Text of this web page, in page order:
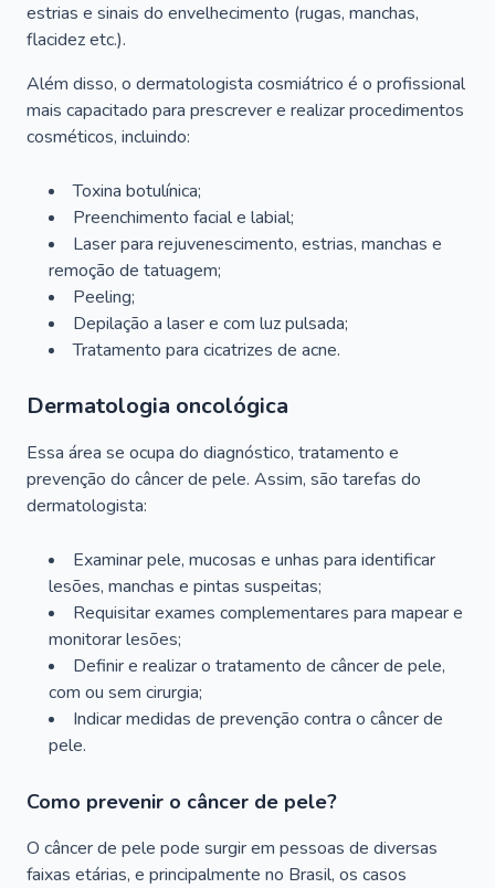
estrias e sinais do envelhecimento (rugas, manchas,
flacidez etc.).
Além disso, o dermatologista cosmiátrico é o profissional
mais capacitado para prescrever e realizar procedimentos
cosméticos, incluindo:
Toxina botulínica;
Preenchimento facial e labial;
Laser para rejuvenescimento, estrias, manchas e
remoção de tatuagem;
Peeling;
Depilação a laser e com luz pulsada;
Tratamento para cicatrizes de acne.
Dermatologia oncológica
Essa área se ocupa do diagnóstico, tratamento e
prevenção do câncer de pele. Assim, são tarefas do
dermatologista:
Examinar pele, mucosas e unhas para identificar
lesões, manchas e pintas suspeitas;
Requisitar exames complementares para mapear e
monitorar lesões;
Definir e realizar o tratamento de câncer de pele,
com ou sem cirurgia;
Indicar medidas de prevenção contra o câncer de
pele.
Como prevenir o câncer de pele?
O câncer de pele pode surgir em pessoas de diversas
faixas etárias, e principalmente no Brasil, os casos